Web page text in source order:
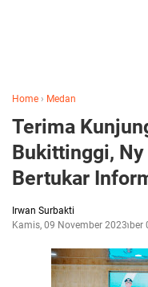
Home › Medan
Terima
Bukittinggi, Ny
Bertukar
Irwan Surbakti
Kamis, 09 November 2023
November